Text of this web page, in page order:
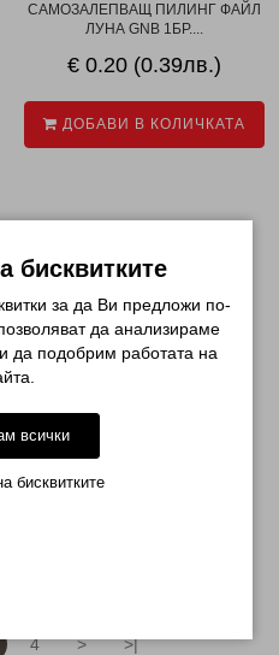
САМОЗАЛЕПВАЩ ПИЛИНГ ФАЙЛ
ЛУНА GNB 1БР....
€ 0.20 (0.39лв.)
ДОБАВИ В КОЛИЧКАТА
4 >
>|
бисквитките
за да Ви предложи по-
да анализираме
да подобрим работата на
всички
бисквитките